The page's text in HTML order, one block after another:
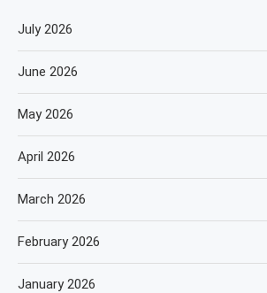
July 2026
June 2026
May 2026
April 2026
March 2026
February 2026
January 2026